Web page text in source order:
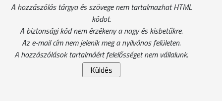
A hozzászólás tárgya és szövege nem tartalmazhat HTML
kódot.
A biztonsági kód nem érzékeny a nagy és kisbetűkre.
Az e-mail cím nem jelenik meg a nyilvános felületen.
A hozzászólások tartalmáért felelősséget nem vállalunk.